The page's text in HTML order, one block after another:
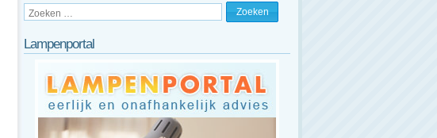
Lampenportal